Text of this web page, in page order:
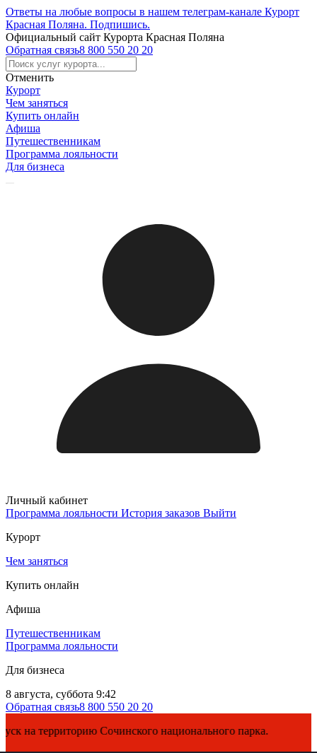
Ответы на любые вопросы в нашем телеграм-канале Курорт
Красная Поляна. Подпишись.
Официальный сайт Курорта Красная Поляна
Обратная связь8 800 550 20 20
Отменить
Курорт
Чем заняться
Купить онлайн
Афиша
Путешественникам
Программа лояльности
Для бизнеса
Личный кабинет
Программа лояльности История заказов Выйти
Курорт
Чем заняться
Купить онлайн
Афиша
Путешественникам
Программа лояльности
Для бизнеса
8 августа, суббота 9:42
Обратная связь8 800 550 20 20
территорию Сочинского национального парка.